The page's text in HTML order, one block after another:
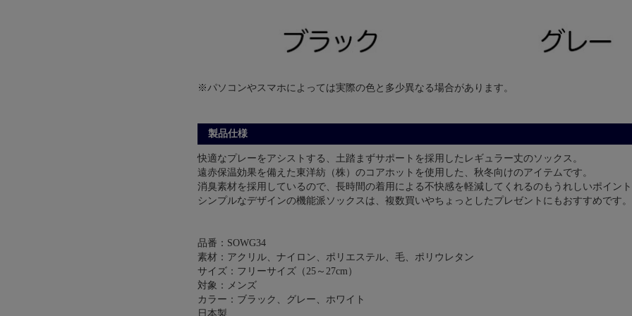
※パソコンやスマホによっては実際の色と多少異なる場合があります。
製品仕様
快適なプレーをアシストする、土踏まずサポートを採用したレギュラー丈のソックス。
遠赤保温効果を備えた東洋紡（株）のコアホットを使用した、秋冬向けのアイテムです。
消臭素材を採用しているので、長時間の着用による不快感を軽減してくれるのもうれしいポイン
シンプルなデザインの機能派ソックスは、複数買いやちょっとしたプレゼントにもおすすめです。
品番：SOWG34
素材：アクリル、ナイロン、ポリエステル、毛、ポリウレタン
サイズ：フリーサイズ（25～27cm）
対象：メンズ
カラー：ブラック、グレー、ホワイト
日本製